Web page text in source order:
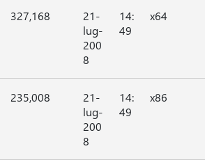
327,168
21-
lug-
200
8
14:
49
x64
235,008
21-
lug-
200
8
14:
49
x86